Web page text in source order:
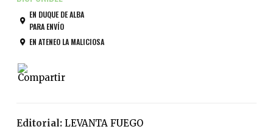
EN DUQUE DE ALBA
PARA ENVÍO
EN ATENEO LA MALICIOSA
Editorial:
LEVANTA FUEGO